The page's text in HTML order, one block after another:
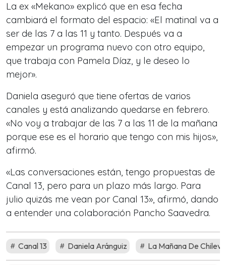
La ex «Mekano» explicó que en esa fecha
cambiará el formato del espacio: «El matinal va a
ser de las 7 a las 11 y tanto. Después va a
empezar un programa nuevo con otro equipo,
que trabaja con Pamela Díaz, y le deseo lo
mejor».
Daniela aseguró que tiene ofertas de varios
canales y está analizando quedarse en febrero.
«No voy a trabajar de las 7 a las 11 de la mañana
porque ese es el horario que tengo con mis hijos»,
afirmó.
«Las conversaciones están, tengo propuestas de
Canal 13, pero para un plazo más largo. Para
julio quizás me vean por Canal 13», afirmó, dando
a entender una colaboración Pancho Saavedra.
Canal 13 Daniela Aránguiz La Mañana De